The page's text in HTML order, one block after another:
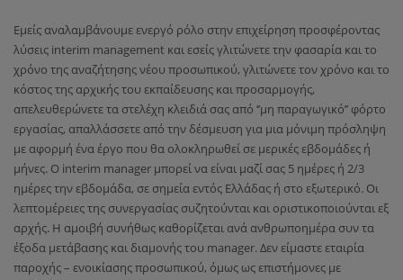
Εμείς αναλαμβάνουμε ενεργό ρόλο στην επιχείρηση προσφέροντας
λύσεις interim management και εσείς γλιτώνετε την φασαρία και το
χρόνο της αναζήτησης νέου προσωπικού, γλιτώνετε τον χρόνο και το
κόστος της αρχικής του εκπαίδευσης και προσαρμογής,
απελευθερώνετε τα στελέχη κλειδιά σας από ‘’μη παραγωγικό’’ φόρτο
εργασίας, απαλλάσσετε από την δέσμευση για μια μόνιμη πρόσληψη
με αφορμή ένα έργο που θα ολοκληρωθεί σε μερικές εβδομάδες ή
μήνες. Ο interim manager μπορεί να είναι μαζί σας 5 ημέρες ή 2/3
ημέρες την εβδομάδα, σε σημεία εντός Ελλάδας ή στο εξωτερικό. Οι
λεπτομέρειες της συνεργασίας συζητούνται και οριστικοποιούνται εξ
αρχής. Η αμοιβή συνήθως καθορίζεται ανά ανθρωποημέρα συν τα
έξοδα μετάβασης και διαμονής του manager. Δεν είμαστε εταιρία
παροχής – ενοικίασης προσωπικού, όμως ως επιστήμονες με